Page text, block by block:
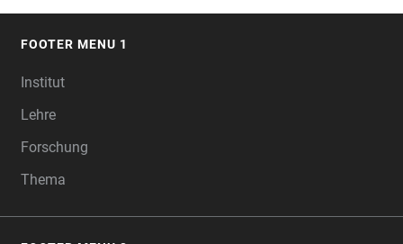
FOOTER MENU 1
Institut
Lehre
Forschung
Thema